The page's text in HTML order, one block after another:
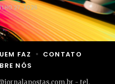
27, 2026
- tel.
FAZ
CONTATO
NÓS